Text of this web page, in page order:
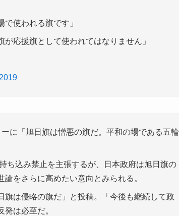
で使われる旗です」
応援旗として使われてはなりません」
に「旭日旗は憎悪の旗だ。平和の場である五輪
ち込み禁止を主張するが、日本政府は旭日旗の
をさらに高めたい意向とみられる。
は侵略の旗だ」と投稿。「今後も継続して政
は必至だ。